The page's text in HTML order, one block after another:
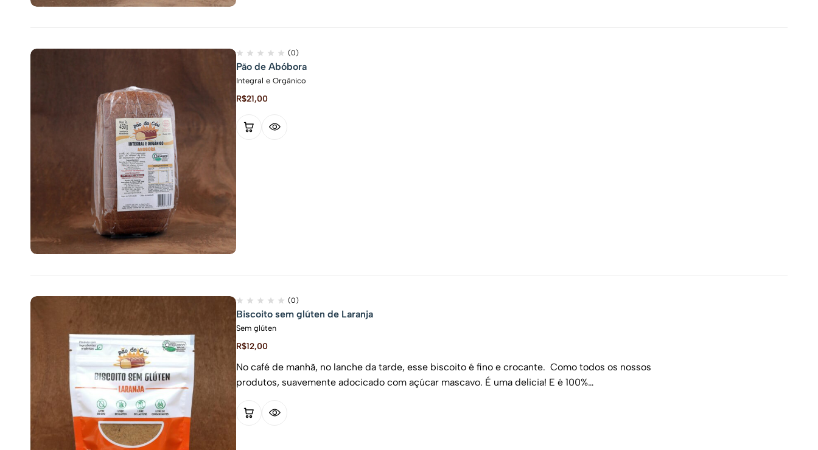
(0)
Pão de Abóbora
Integral e Orgânico
R$21,00
(0)
Biscoito sem glúten de Laranja
Sem glúten
R$12,00
No café de manhã, no lanche da tarde, esse biscoito é fino e crocante. Como todos os nossos
produtos, suavemente adocicado com açúcar mascavo. É uma delicia! E é 100%…